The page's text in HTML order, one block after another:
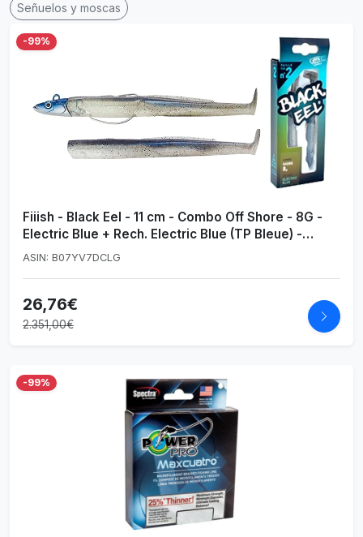
Señuelos y moscas
-99%
Fiiish - Black Eel - 11 cm - Combo Off Shore - 8G -
Electric Blue + Rech. Electric Blue (TP Bleue) -
Be1266
ASIN: B07YV7DCLG
26,76€
2.351,00€
-99%